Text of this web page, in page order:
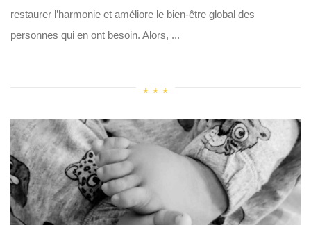
restaurer l’harmonie et améliore le bien-être global des
personnes qui en ont besoin. Alors, ...